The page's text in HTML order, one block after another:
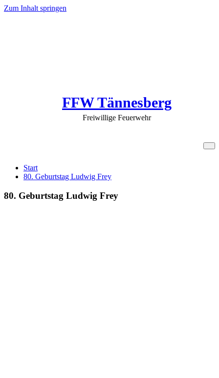
Zum Inhalt springen
FFW Tännesberg
Freiwillige Feuerwehr
Start
80. Geburtstag Ludwig Frey
80. Geburtstag Ludwig Frey